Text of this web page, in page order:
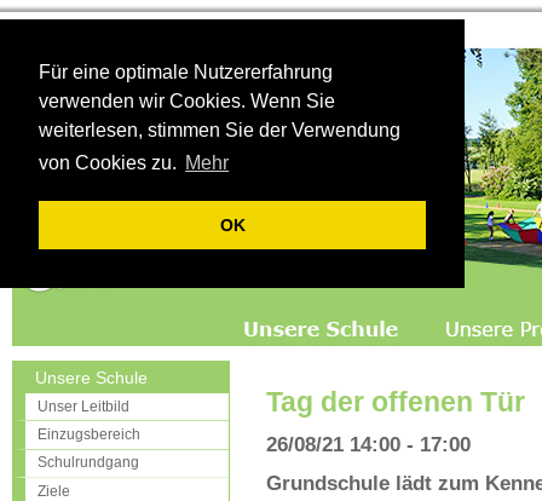
Für eine optimale Nutzererfahrung
verwenden wir Cookies. Wenn Sie
weiterlesen, stimmen Sie der Verwendung
von Cookies zu. Mehr
OK
Unsere Schule
Unser Leitbild
Einzugsbereich
Schulrundgang
Ziele
Tag der offenen Tür
26/08/21 14:00 - 17:00
Grundschule lädt zum